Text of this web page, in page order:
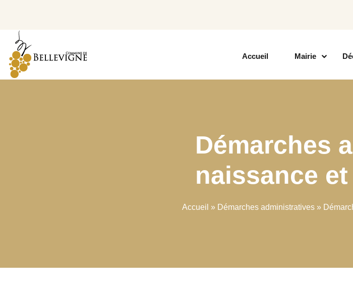
Accueil Mairie
Démarches
naissance
Accueil » Démarches administratives »